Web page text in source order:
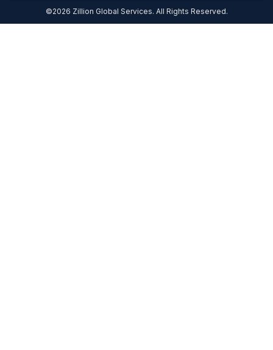
©2026 Zillion Global Services. All Rights Reserved.